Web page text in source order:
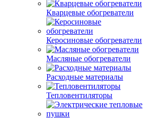
Кварцевые обогреватели
Керосиновые обогреватели
Масляные обогреватели
Расходные материалы
Тепловентиляторы